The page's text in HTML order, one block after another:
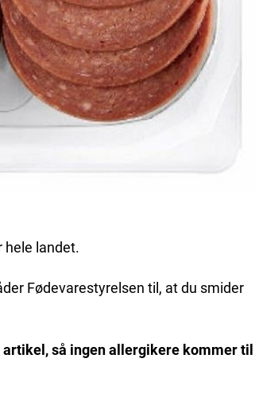
hele landet.
Fødevarestyrelsen til, at du smider
så ingen allergikere kommer til